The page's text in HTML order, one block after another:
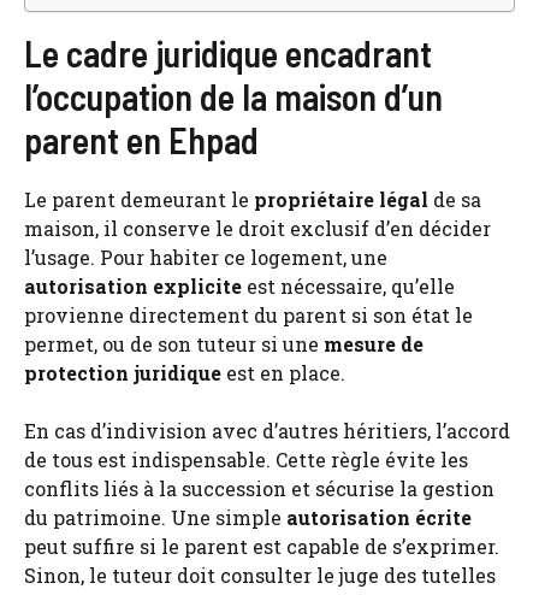
Le cadre juridique encadrant
l’occupation de la maison d’un
parent en Ehpad
Le parent demeurant le propriétaire légal de sa
maison, il conserve le droit exclusif d’en décider
l’usage. Pour habiter ce logement, une
autorisation explicite est nécessaire, qu’elle
provienne directement du parent si son état le
permet, ou de son tuteur si une mesure de
protection juridique est en place.
En cas d’indivision avec d’autres héritiers, l’accord
de tous est indispensable. Cette règle évite les
conflits liés à la succession et sécurise la gestion
du patrimoine. Une simple autorisation écrite
peut suffire si le parent est capable de s’exprimer.
Sinon, le tuteur doit consulter le juge des tutelles